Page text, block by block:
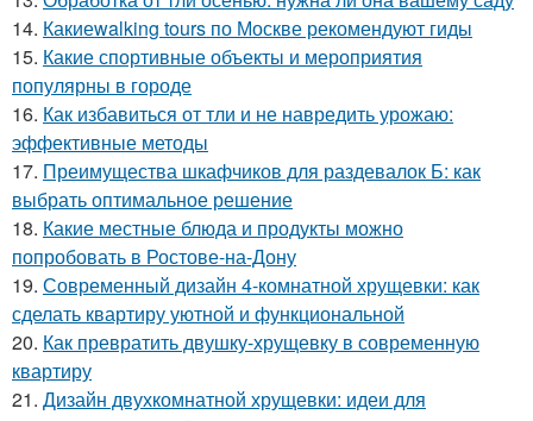
14. Какиеwalking tours по Москве рекомендуют гиды
15. Какие спортивные объекты и мероприятия
популярны в городе
16. Как избавиться от тли и не навредить урожаю:
эффективные методы
17. Преимущества шкафчиков для раздевалок Б: как
выбрать оптимальное решение
18. Какие местные блюда и продукты можно
попробовать в Ростове-на-Дону
19. Современный дизайн 4-комнатной хрущевки: как
сделать квартиру уютной и функциональной
20. Как превратить двушку-хрущевку в современную
квартиру
21. Дизайн двухкомнатной хрущевки: идеи для